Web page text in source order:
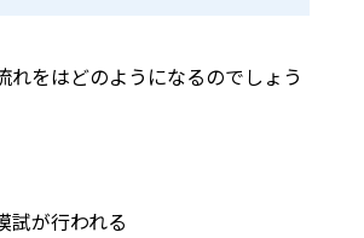
れをはどのようになるのでしょう
試が行われる